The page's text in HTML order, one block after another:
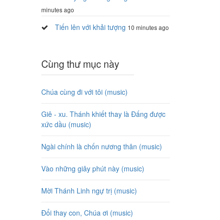
minutes ago
Tiến lên với khải tượng 10 minutes ago
Cùng thư mục này
Chúa cùng đi với tôi (music)
Giê - xu. Thánh khiết thay là Đấng được
xức dầu (music)
Ngài chính là chốn nương thân (music)
Vào những giây phút này (music)
Mời Thánh Linh ngự trị (music)
Đổi thay con, Chúa ơi (music)